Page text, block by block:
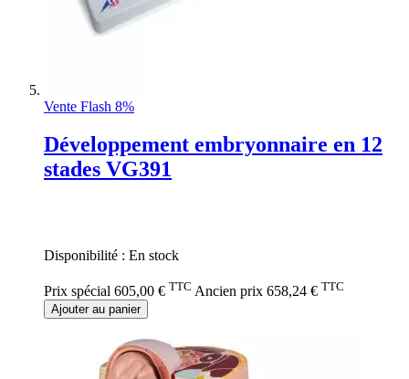
Vente Flash 8%
Développement embryonnaire en 12
stades VG391
Disponibilité : En stock
Prix spécial 605,00 € TTC Ancien prix 658,24 € TTC
Ajouter au panier